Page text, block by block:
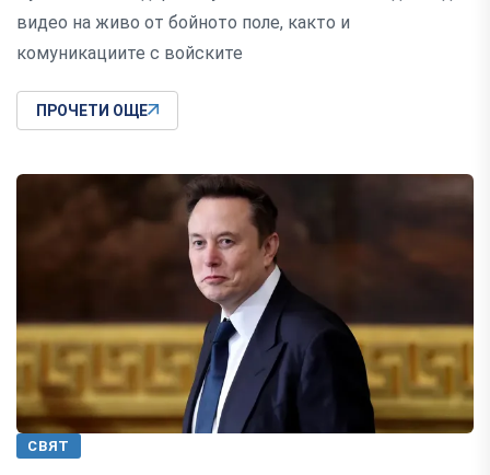
видео на живо от бойното поле, както и
комуникациите с войските
ПРОЧЕТИ ОЩЕ
СВЯТ